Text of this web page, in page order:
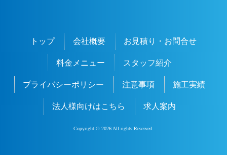
トップ 会社概要 お見積り・お問合せ
料金メニュー スタッフ紹介
プライバシーポリシー 注意事項 施工実績
法人様向けはこちら 求人案内
Copyright © 2026 All rights Reserved.